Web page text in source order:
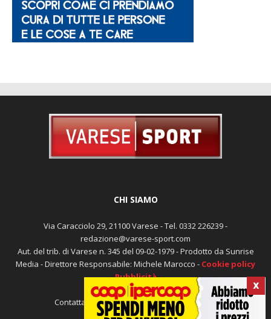
X
CHI SIAMO
Via Caracciolo 29, 21100 Varese - Tel. 0332 226239 -
redazione@varese-sport.com
Aut. del trib. di Varese n. 345 del 09-02-1979 - Prodotto da Sunrise
Media - Direttore Responsabile: Michele Marocco - Cookie policy
Pubblicità
Contattaci: redazione@varese-sport.com